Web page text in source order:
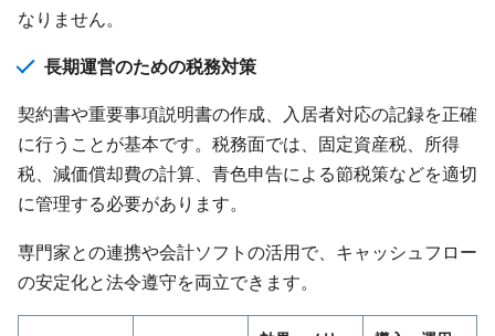
なりません。
長期運営のための税務対策
契約書や重要事項説明書の作成、入居者対応の記録を正確
に行うことが基本です。税務面では、固定資産税、所得
税、減価償却費の計算、青色申告による節税策などを適切
に管理する必要があります。
専門家との連携や会計ソフトの活用で、キャッシュフロー
の安定化と法令遵守を両立できます。